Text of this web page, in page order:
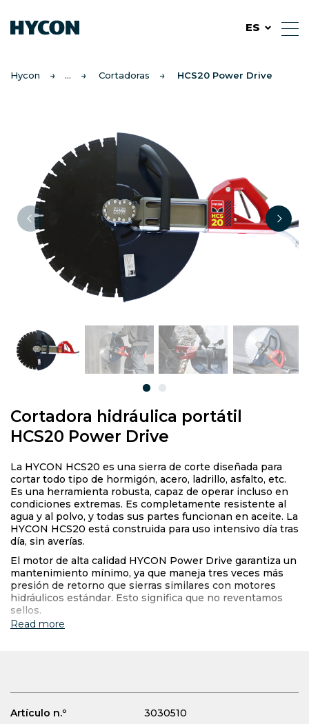
ES
Hycon Cortadoras HCS20 Power Drive
Cortadora hidráulica portátil
HCS20 Power Drive
La HYCON HCS20 es una sierra de corte diseñada para
cortar todo tipo de hormigón, acero, ladrillo, asfalto, etc.
Es una herramienta robusta, capaz de operar incluso en
condiciones extremas. Es completamente resistente al
agua y al polvo, y todas sus partes funcionan en aceite. La
HYCON HCS20 está construida para uso intensivo día tras
día, sin averías.
El motor de alta calidad HYCON Power Drive garantiza un
mantenimiento mínimo, ya que maneja tres veces más
presión de retorno que sierras similares con motores
hidráulicos estándar. Esto significa que no reventamos
sellos.
Read more
Artículo n.º 3030510